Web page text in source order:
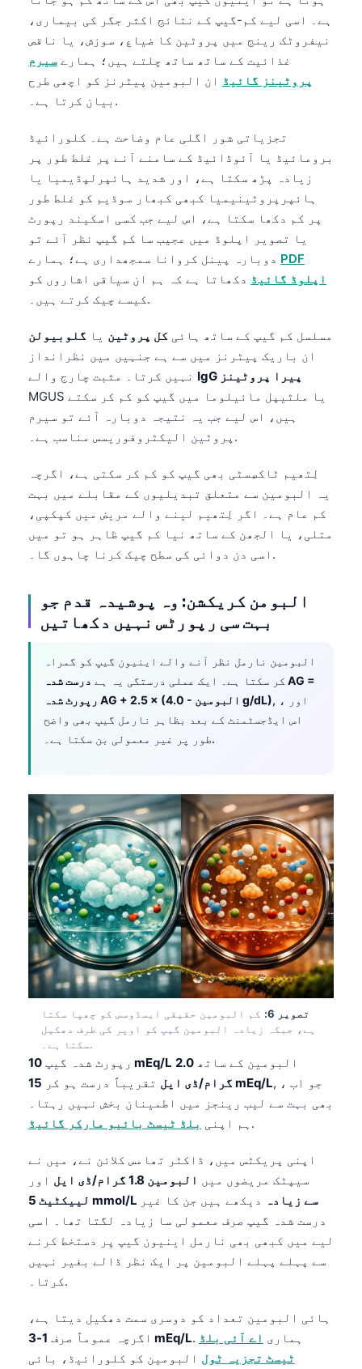
ہے۔ اسی لیے کم-گیپ کے نتائج اکثر جگر کی بیماری،
نیفروٹک رینج میں پروٹین کا ضیاع، سوزش، یا ناقص
غذائیت کے ساتھ ساتھ چلتے ہیں؛ ہمارے سیرم
پروٹینز گائیڈ ان البومین پیٹرنز کو اچھی طرح
بیان کرتا ہے۔.
تجزیاتی شور اگلی عام وضاحت ہے۔ کلورائیڈ
برومائیڈ یا آئوڈائیڈ کے سامنے آنے پر غلط طور پر
زیادہ پڑھ سکتا ہے، اور شدید ہائپرلپڈیمیا یا
ہائپرپروٹینیمیا کبھی کبھار سوڈیم کو غلط طور
پر کم دکھا سکتا ہے، اس لیے جب کسی اسکیند رپورٹ
یا تصویر اپلوڈ میں عجیب سا کم گیپ نظر آئے تو
PDF
اپلوڈ گائیڈ دکھاتا ہے کہ ہم ان سیاقی اشاروں کو
کیسے چیک کرتے ہیں۔.
مسلسل کم گیپ کے ساتھ ہائی کل پروٹین یا گلوبیولن
ان باریک پیٹرنز میں سے ہے جنہیں میں نظرانداز
IgG پیرا پروٹینز
MGUS یا ملٹیپل مائیلوما میں گیپ کو کم کر سکتے
ہیں، اس لیے جب یہ نتیجہ دوبارہ آئے تو سیرم
پروٹین الیکٹروفوریسس مناسب ہے۔.
لِتھیم ٹاکسِسٹی بھی گیپ کو کم کر سکتی ہے، اگرچہ
یہ البومین سے متعلق تبدیلیوں کے مقابلے میں بہت
کم عام ہے۔ اگر لِتھیم لینے والے مریض میں کپکپی،
متلی، یا الجھن کے ساتھ نیا کم گیپ ظاہر ہو تو میں
اسی دن دوائی کی سطح چیک کرنا چاہوں گا۔.
البومن کریکشن: وہ پوشیدہ قدم جو
بہت سی رپورٹس نہیں دکھاتیں
البومین نارمل نظر آنے والے اینیون گیپ کو گمراہ
کر سکتا ہے۔ ایک عملی درستگی یہ ہے درست شدہ AG =
رپورٹ شدہ AG + 2.5 × (4.0 - البومین g/dL), ، اور
اس ایڈجسٹمنٹ کے بعد بظاہر نارمل گیپ بھی واضح
طور پر غیر معمولی بن سکتا ہے۔.
تصویر 6:
کم البومین حقیقی ایسڈوسس کو چھپا سکتا
ہے، جبکہ زیادہ البومین گیپ کو اوپر کی طرف دھکیل
سکتا ہے۔.
رپورٹ شدہ گیپ 10 mEq/L البومین کے ساتھ 2.0
گرام/ڈی ایل تقریباً درست ہو کر 15 mEq/L, ، جو اب
بھی بہت سے لیب رینجز میں اطمینان بخش نہیں رہتا۔
ہم اپنی بلڈ ٹیسٹ بائیو مارکر گائیڈ .
اپنی پریکٹس میں، ڈاکٹر تھامس کلائن نے، میں نے
سیپٹک مریضوں میں البومین 1.8 گرام/ڈی ایل
اور
لییکٹیٹ 5 mmol/L سے زیادہ دیکھے ہیں جن کا غیر
درست شدہ گیپ صرف معمولی سا زیادہ لگتا تھا۔ اسی
لیے میں کبھی بھی نارمل اینیون گیپ پر دستخط کرنے
سے پہلے پہلے البومین پر ایک نظر ڈالے بغیر نہیں
کرتا۔.
ہائی البومین تعداد کو دوسری سمت دھکیل دیتا ہے،
اگرچہ عموماً صرف 1-3 mEq/L . ہماری اے آئی بلڈ
ٹیسٹ تجزیہ ٹول البومین کو کلورائیڈ، بائی
Lietuvių kalba
Polski
Slovenščina
Magyar
Shqip
मराठी
தமிழ்
ગુજરાતી
ಕನ್ನಡ
മലയാളം
Tiếng Việt
Tagalog
ไทย
ဗမာစာ
ភាសាខ្មែរ
Kiswahili
አማርኛ
Українська
Català
Қазақ тілі
Suomi
Hrvatski
Slovenčina
سنڌي
සිංහල
অসমীয়া
Latviešu valoda
Македонски јазик
Euskara
Gàidhlig
Occitan
العربية المغربية
Afrikaans
Монгол
Basa Jawa
Cebuano
Татар теле
Беларуская мова
Esperanto
Frysk